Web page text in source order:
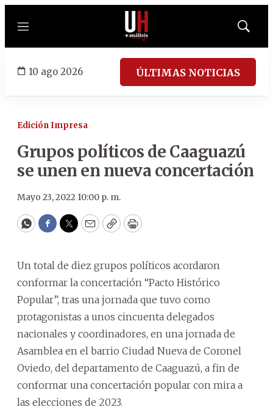
Menú
Mostrar
10 ago 2026 ÚLTIMAS NOTICIAS
Edición Impresa
Grupos políticos de Caaguazú
se unen en nueva concertación
Mayo 23, 2022 10:00 p. m.
WhatsApp
Facebook
Twitter
EmailCopyPrint
Un total de diez grupos políticos acordaron
conformar la concertación “Pacto Histórico
Popular”, tras una jornada que tuvo como
protagonistas a unos cincuenta delegados
nacionales y coordinadores, en una jornada de
Asamblea en el barrio Ciudad Nueva de Coronel
Oviedo, del departamento de Caaguazú, a fin de
conformar una concertación popular con mira a
las elecciones de 2023.